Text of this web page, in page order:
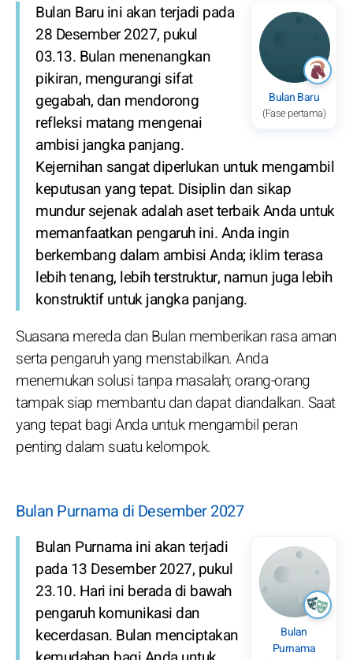
Bulan Baru
(Fase pertama)
Bulan Baru ini akan terjadi pada
28 Desember 2027, pukul
03.13. Bulan menenangkan
pikiran, mengurangi sifat
gegabah, dan mendorong
refleksi matang mengenai
ambisi jangka panjang.
Kejernihan sangat diperlukan untuk mengambil
keputusan yang tepat. Disiplin dan sikap
mundur sejenak adalah aset terbaik Anda untuk
memanfaatkan pengaruh ini. Anda ingin
berkembang dalam ambisi Anda; iklim terasa
lebih tenang, lebih terstruktur, namun juga lebih
konstruktif untuk jangka panjang.
Suasana mereda dan Bulan memberikan rasa aman
serta pengaruh yang menstabilkan. Anda
menemukan solusi tanpa masalah; orang-orang
tampak siap membantu dan dapat diandalkan. Saat
yang tepat bagi Anda untuk mengambil peran
penting dalam suatu kelompok.
Bulan Purnama di Desember 2027
Bulan
Purnama
Bulan Purnama ini akan terjadi
pada 13 Desember 2027, pukul
23.10. Hari ini berada di bawah
pengaruh komunikasi dan
kecerdasan. Bulan menciptakan